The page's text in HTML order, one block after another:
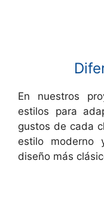
En nuestros
estilos para
gustos de cada
estilo moderno
diseño más